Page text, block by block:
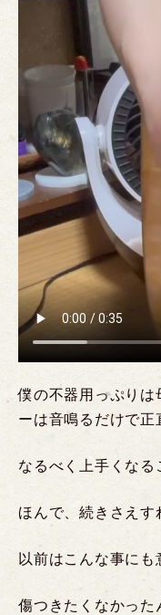
僕の不器用っぷりは
ーは音鳴るだけで正
なるべく上手くなる
ほんで、続きさえす
以前はこんな事にも
傷つきたくなかった